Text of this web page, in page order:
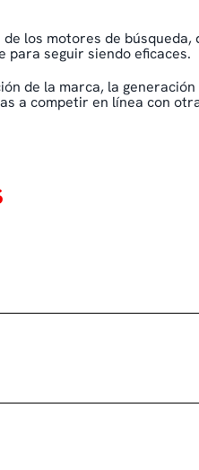
los motores de búsqueda,
para seguir siendo eficaces.
de la marca, la
a competir en línea con